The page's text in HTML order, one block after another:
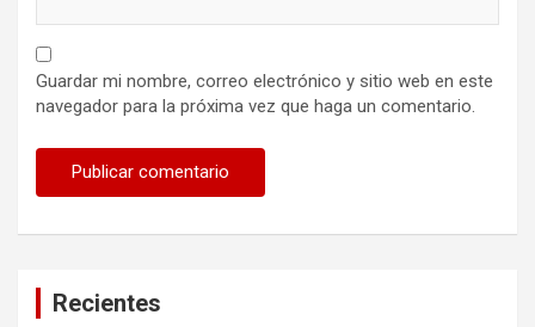
Guardar mi nombre, correo electrónico y sitio web en este
navegador para la próxima vez que haga un comentario.
Recientes